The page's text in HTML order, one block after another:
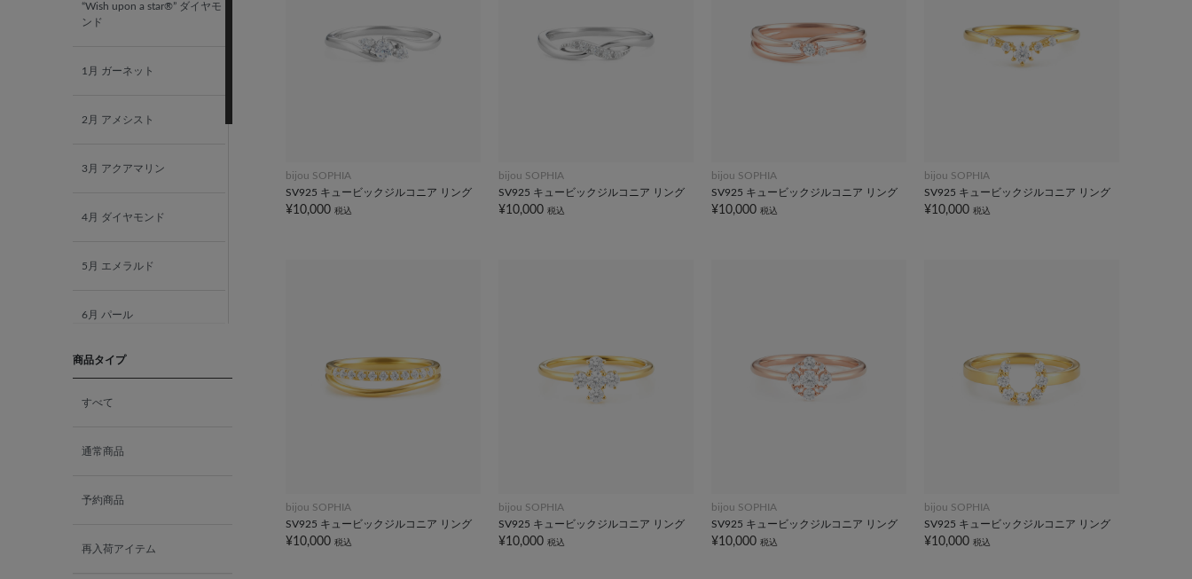
“Wish upon a star®” ダイヤモ
ンド
1月 ガーネット
2月 アメシスト
3月 アクアマリン
4月 ダイヤモンド
5月 エメラルド
6月 パール
7月 ルビー
商品タイプ
すべて
通常商品
予約商品
再入荷アイテム
bijou SOPHIA
SV925 キュービックジルコニア リング
¥10,000 税込
bijou SOPHIA
SV925 キュービックジルコニア リング
¥10,000 税込
bijou SOPHIA
SV925 キュービックジルコニア リング
¥10,000 税込
bijou SOPHIA
SV925 キュービックジルコニア リング
¥10,000 税込
bijou SOPHIA
SV925 キュービックジルコニア リング
¥10,000 税込
bijou SOPHIA
SV925 キュービックジルコニア リング
¥10,000 税込
bijou SOPHIA
SV925 キュービックジルコニア リング
¥10,000 税込
bijou SOPHIA
SV925 キュービックジルコニア リング
¥10,000 税込